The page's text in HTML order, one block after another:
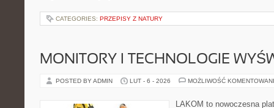
CATEGORIES: PRZEPISY Z NATURY
MONITORY I TECHNOLOGIE
POSTED BY ADMIN LUT - 6 - 2026 MOŻLIWOŚĆ
LAKOM to nowoczesna